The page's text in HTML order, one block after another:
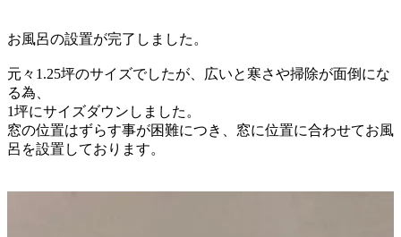
お風呂の設置が完了しました。
元々1.25坪のサイズでしたが、
広いと寒さや掃除が面倒にな
る為、
1坪にサイズダウンしました。
窓の位置はずらす事が困難につき、 窓に位置に合わせてお風
呂を設置しております。